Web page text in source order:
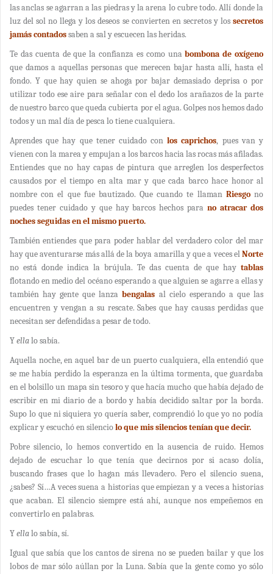
las anclas se agarran a las piedras y la arena lo cubre todo. Allí donde la
luz del sol no llega y los deseos se convierten en secretos y los secretos
jamás contadossaben a sal y escuecen las heridas.
Te das cuenta de que la confianza es como unabombona de oxígeno
que damos a aquellas personas que merecen bajar hasta allí, hasta el
fondo. Y que hay quien se ahoga por bajar demasiado deprisa o por
utilizar todo ese aire para señalar con el dedo los arañazos de la parte
de nuestro barco que queda cubierta por el agua. Golpes nos hemos dado
todos y un mal día de pesca lo tiene cualquiera.
Aprendes que hay que tener cuidado conlos caprichos, pues van y
vienen con la marea y empujan a los barcos hacia las rocas más afiladas.
Entiendes que no hay capas de pintura que arreglen los desperfectos
causados por el tiempo en alta mar y que cada barco hace honor al
nombre con el que fue bautizado. Que cuando te llaman Riesgono
puedes tener cuidado y que hay barcos hechos parano atracar dos
noches seguidas en el mismo puerto.
También entiendes que para poder hablar del verdadero color del mar
hay que aventurarse más allá de la boya amarilla y que a veces elNorte
no está donde indica la brújula. Te das cuenta de que hay tablas
flotando en medio del océano esperando a que alguien se agarre a ellas y
también hay gente que lanzabengalas al cielo esperando a que las
encuentren y vengan a su rescate. Sabes que hay causas perdidas que
necesitan ser defendidas a pesar de todo.
Yellalo sabía.
Aquella noche, en aquel bar de un puerto cualquiera, ella entendió que
se me había perdido la esperanza en la última tormenta, que guardaba
en el bolsillo un mapa sin tesoro y que hacía mucho que había dejado de
escribir en mi diario de a bordo y había decidido saltar por la borda.
Supo lo que ni siquiera yo quería saber, comprendió lo que yo no podía
explicar y escuchó en silenciolo que mis silencios tenían que decir.
Pobre silencio, lo hemos convertido en la ausencia de ruido. Hemos
dejado de escuchar lo que tenía que decirnos por si acaso dolía,
buscando frases que lo hagan más llevadero. Pero el silencio suena,
¿sabes? Sí…A veces suena a historias que empiezan y a veces a historias
que acaban. El silencio siempre está ahí, aunque nos empeñemos en
convertirlo en palabras.
Yellalo sabía, sí.
Igual que sabía que los cantos de sirena no se pueden bailar y que los
lobos de mar sólo aúllan por la Luna. Sabía que la gente como yo sólo